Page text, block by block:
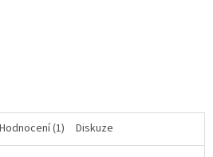
Hodnocení (1) Diskuze